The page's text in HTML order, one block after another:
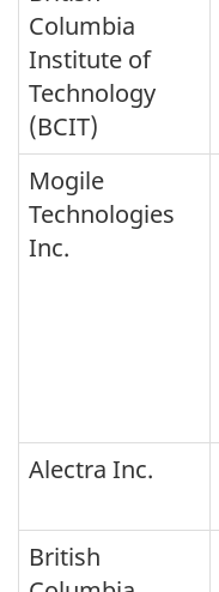
Columbia
Institute of
Technology
(BCIT)
Mogile
Technologies
Inc.
Alectra Inc.
British